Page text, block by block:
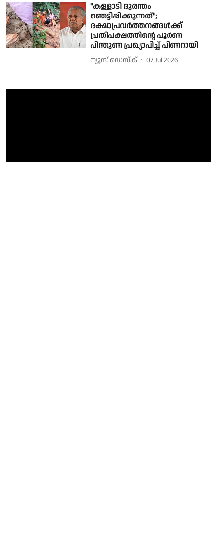
"കള്ളാടി ദുരന്തം
ഞെട്ടിപ്പിക്കുന്നത്";
രക്ഷാപ്രവർത്തനങ്ങൾക്ക്
പ്രതിപക്ഷത്തിൻ്റെ പൂർണ
പിന്തുണ പ്രഖ്യാപിച്ച് പിണറായി
ന്യൂസ് ഡെസ്ക് 07 Jul 2026